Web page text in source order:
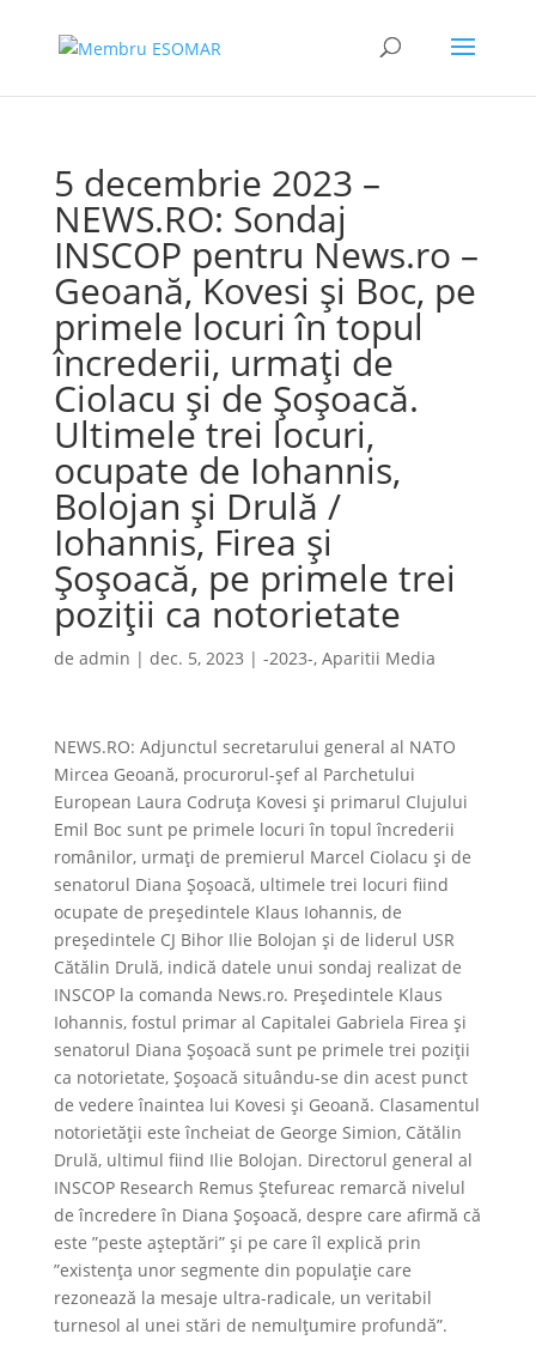
5 decembrie 2023 –
NEWS.RO: Sondaj
INSCOP pentru News.ro –
Geoană, Kovesi şi Boc, pe
primele locuri în topul
încrederii, urmaţi de
Ciolacu şi de Şoşoacă.
Ultimele trei locuri,
ocupate de Iohannis,
Bolojan şi Drulă /
Iohannis, Firea şi
Şoşoacă, pe primele trei
poziţii ca notorietate
de admin | dec. 5, 2023 | -2023-, Aparitii Media
NEWS.RO: Adjunctul secretarului general al NATO
Mircea Geoană, procurorul-şef al Parchetului
European Laura Codruţa Kovesi şi primarul Clujului
Emil Boc sunt pe primele locuri în topul încrederii
românilor, urmaţi de premierul Marcel Ciolacu şi de
senatorul Diana Şoşoacă, ultimele trei locuri fiind
ocupate de preşedintele Klaus Iohannis, de
preşedintele CJ Bihor Ilie Bolojan şi de liderul USR
Cătălin Drulă, indică datele unui sondaj realizat de
INSCOP la comanda News.ro. Preşedintele Klaus
Iohannis, fostul primar al Capitalei Gabriela Firea şi
senatorul Diana Şoşoacă sunt pe primele trei poziţii
ca notorietate, Şoşoacă situându-se din acest punct
de vedere înaintea lui Kovesi şi Geoană. Clasamentul
notorietăţii este încheiat de George Simion, Cătălin
Drulă, ultimul fiind Ilie Bolojan. Directorul general al
INSCOP Research Remus Ştefureac remarcă nivelul
de încredere în Diana Şoşoacă, despre care afirmă că
este ”peste aşteptări” şi pe care îl explică prin
”existenţa unor segmente din populaţie care
rezonează la mesaje ultra-radicale, un veritabil
turnesol al unei stări de nemulţumire profundă”.